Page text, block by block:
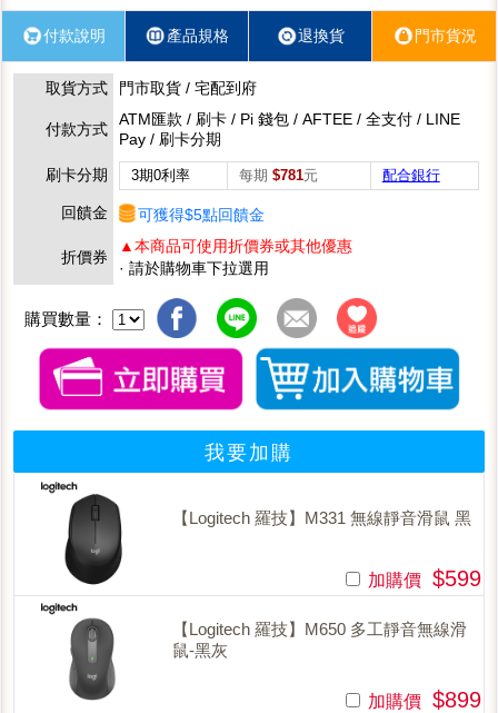
付款說明 產品規格 退換貨 門市貨況
取貨方式 門市取貨 / 宅配到府
付款方式
ATM匯款 / 刷卡 / Pi 錢包 / AFTEE / 全支付 / LINE
Pay / 刷卡分期
刷卡分期
3期0利率 每期 $781元 配合銀行
回饋金 可獲得$5點回饋金
折價券
▲本商品可使用折價券或其他優惠
· 請於購物車下拉選用
購買數量：
我要加購
【Logitech 羅技】M331 無線靜音滑鼠 黑
加購價 $599
【Logitech 羅技】M650 多工靜音無線滑
鼠-黑灰
加購價 $899